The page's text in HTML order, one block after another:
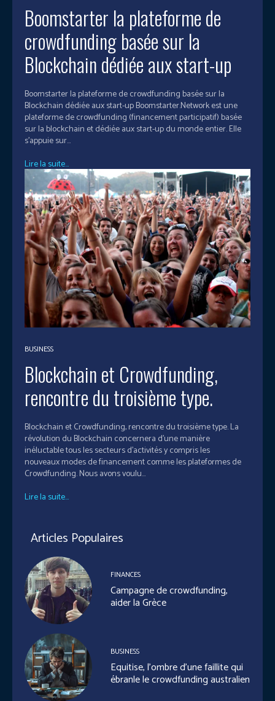
Boomstarter la plateforme de
crowdfunding basée sur la
Blockchain dédiée aux start-up
Boomstarter la plateforme de crowdfunding basée sur la
Blockchain dédiée aux start-up Boomstarter.Network est une
plateforme de crowdfunding (financement participatif) basée
sur la blockchain et dédiée aux start-up du monde entier. Elle
s'appuie sur...
Lire la suite...
BUSINESS
Blockchain et Crowdfunding,
rencontre du troisième type.
Blockchain et Crowdfunding, rencontre du troisième type. La
révolution du Blockchain concernera d'une manière
inéluctable tous les secteurs d'activités y compris les
nouveaux modes de financement comme les plateformes de
Crowdfunding. Nous avons voulu...
Lire la suite...
Articles Populaires
FINANCES
Campagne de crowdfunding,
aider la Grèce
BUSINESS
Equitise, l’ombre d’une faillite qui
ébranle le crowdfunding australien